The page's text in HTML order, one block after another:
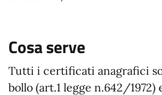
Cosa serve
Tutti i certificati anagrafici
bollo (art.1 legge n.642/